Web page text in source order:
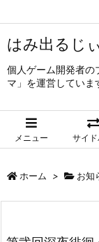
はみ出るじ
個人ゲーム開発者の
マ」を運営していま
メニュー サイド
ホーム > お知